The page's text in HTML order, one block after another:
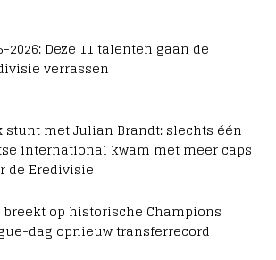
2026: Deze 11 talenten gaan de
verrassen
stunt met Julian Brandt: slechts één
international kwam met meer caps
de Eredivisie
breekt op historische Champions
dag opnieuw transferrecord